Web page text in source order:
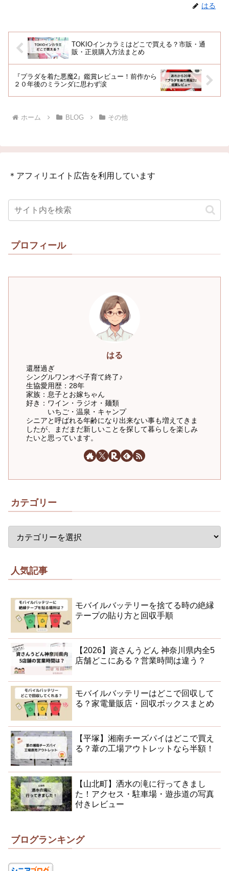
はる
TOKIOインカラミはどこで買える？市販・通
販・正規購入方法まとめ
『プラダを着た悪魔2』鑑賞レビュー！前作から
２０年後のミランダに思わず涙
ホーム BLOG その他
＊アフィリエイト広告を利用しています
プロフィール
はる
還暦過ぎ
シングルワンオペ子育て終了♪
生協愛用歴：28年
家族：息子とお嫁ちゃん
好き：ワイン・ラジオ・麺類
いちご・温泉・キャンプ
シニアと呼ばれる年齢になり出来ない事も増えてきま
したが、まだまだ新しいことを探して暮らしを楽しみ
たいと思っています。
カテゴリー
人気記事
モバイルバッテリーを捨てる時の絶縁
テープの貼り方と回収手順
【2026】資さんうどん 神奈川県内全5
店舗どこにある？営業時間は違う？
モバイルバッテリーはどこで回収して
る？家電量販店・回収ボックスまとめ
【平塚】湘南チーズパイはどこで買え
る？葦の工場アウトレットなら半額！
【山北町】洒水の滝に行ってきまし
た！アクセス・駐車場・遊歩道の写真
付きレビュー
ブログランキング